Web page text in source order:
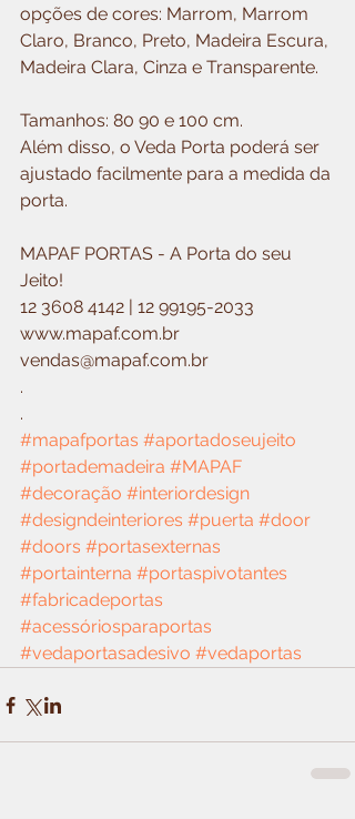
opções de cores: Marrom, Marrom
Claro, Branco, Preto, Madeira Escura,
Madeira Clara, Cinza e Transparente.
Tamanhos: 80 90 e 100 cm.
Além disso, o Veda Porta poderá ser
ajustado facilmente para a medida da
porta.
MAPAF PORTAS - A Porta do seu
Jeito!
12 3608 4142 | 12 99195-2033
www.mapaf.com.br
vendas@mapaf.com.br
.
.
#mapafportas #aportadoseujeito
#portademadeira #MAPAF
#decoração #interiordesign
#designdeinteriores #puerta #door
#doors #portasexternas
#portainterna #portaspivotantes
#fabricadeportas
#acessóriosparaportas
#vedaportasadesivo #vedaportas